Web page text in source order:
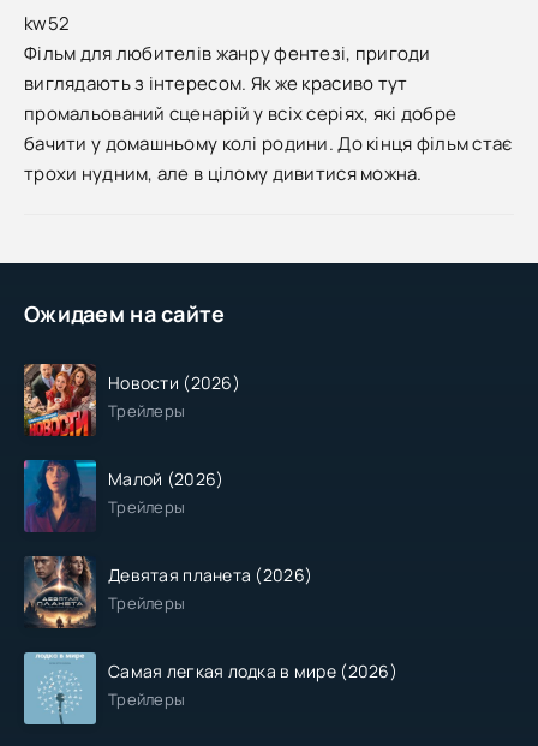
Ожидаем на сайте
Новости (2026)
Трейлеры
Малой (2026)
Трейлеры
Девятая планета (2026)
Трейлеры
Самая легкая лодка в мире (2026)
Трейлеры
kw52
Фільм для любителів жанру фентезі, пригоди
виглядають з інтересом. Як же красиво тут
промальований сценарій у всіх серіях, які добре
бачити у домашньому колі родини. До кінця фільм стає
трохи нудним, але в цілому дивитися можна.